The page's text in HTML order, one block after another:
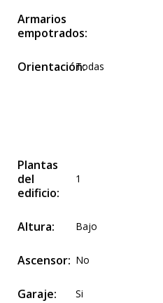
Armarios
empotrados:
Orientación:Todas
Plantas
del
edificio:
1
Altura: Bajo
Ascensor: No
Garaje: Si